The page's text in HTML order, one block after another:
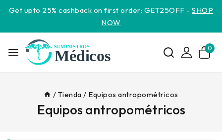
Get upto 25% cashback on first order: GET25OFF -SHOP
NOW
0
/ Tienda / Equipos antropométricos
Equipos antropométricos